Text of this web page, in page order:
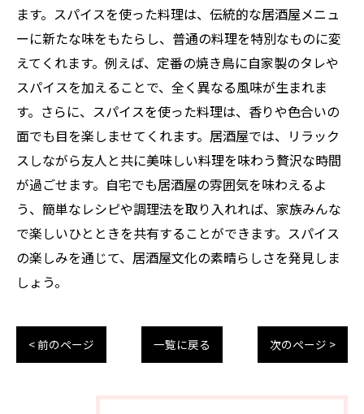
ます。スパイスを使った料理は、伝統的な居酒屋メニュ
ーに新たな味をもたらし、普通の料理を特別なものに変
えてくれます。例えば、定番の焼き鳥に自家製のタレや
スパイスを加えることで、全く異なる風味が生まれま
す。さらに、スパイスを使った料理は、香りや色合いの
面でも目を楽しませてくれます。居酒屋では、リラック
スしながら友人と共に美味しい料理を味わう贅沢な時間
が過ごせます。自宅でも居酒屋の雰囲気を味わえるよ
う、簡単なレシピや調理法を取り入れれば、家族みんな
で楽しいひとときを共有することができます。スパイス
の楽しみを通じて、居酒屋文化の素晴らしさを発見しま
しょう。
< 前のページ 一覧に戻る 次のページ >